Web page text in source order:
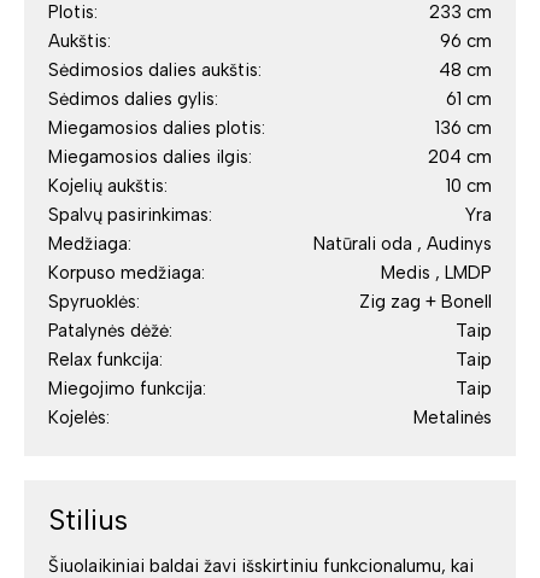
Plotis:
233 cm
Aukštis:
96 cm
Sėdimosios dalies aukštis:
48 cm
Sėdimos dalies gylis:
61 cm
Miegamosios dalies plotis:
136 cm
Miegamosios dalies ilgis:
204 cm
Kojelių aukštis:
10 cm
Spalvų pasirinkimas:
Yra
Medžiaga:
Natūrali oda , Audinys
Korpuso medžiaga:
Medis , LMDP
Spyruoklės:
Zig zag + Bonell
Patalynės dėžė:
Taip
Relax funkcija:
Taip
Miegojimo funkcija:
Taip
Kojelės:
Metalinės
Stilius
Šiuolaikiniai baldai žavi išskirtiniu funkcionalumu, kai